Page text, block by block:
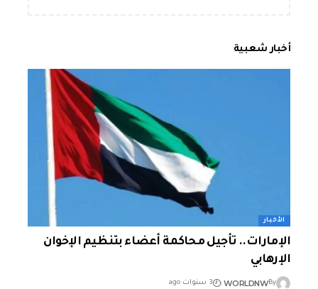
أخبار شعبية
الأخبار
الإمارات.. تأجيل محاكمة أعضاء بتنظيم الإخوان
الإرهابي
By
WORLDNW 3 سنوات ago